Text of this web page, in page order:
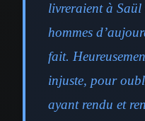
livreraient à Saül
hommes
fait.
injuste, pour
ayant rendu et